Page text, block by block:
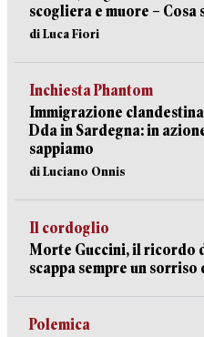
scogliera e muore – Cosa
di Luca Fiori
Inchiesta Phantom
Immigrazione
Dda in Sardegna: in
sappiamo
di Luciano Onnis
Il cordoglio
Morte Guccini, il ricordo
scappa sempre un
Polemica